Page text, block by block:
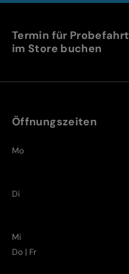
Termin für Probefahrt
im Store buchen
Öffnungszeiten
Mo
Di
Mi
Do | Fr